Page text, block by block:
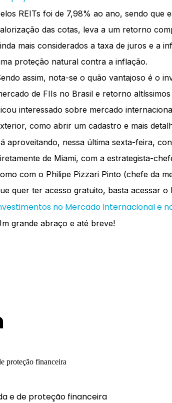
REITs foi de 7,98% ao ano, sendo que
das cotas, leva a um retorno
mais considerados a taxa de juros e a
proteção natural contra a inflação.
assim, nota-se o quão vantajoso é o
de FIIs no Brasil e retorno
interessado sobre mercado
como abrir um cadastro e mais
aproveitando, nessa última sexta-feira,
de Miami, com a estrategista-
com o Philipe Pizzari Pinto (chefe da
quer ter acesso gratuito, basta acessar o
no Mercado Internacional e
grande abraço e até breve!
e de proteção financeira